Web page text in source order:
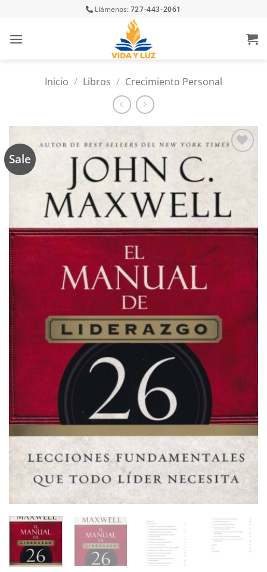
content
Llámenos:727-443-2061
Inicio / Libros / Crecimiento Personal
Sale
deseos